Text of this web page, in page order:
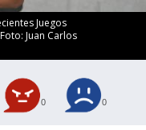
Juegos
Juan Carlos
0 0